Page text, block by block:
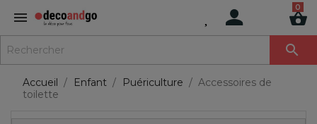

Accueil Enfant Puériculture
Accessoires de
toilette